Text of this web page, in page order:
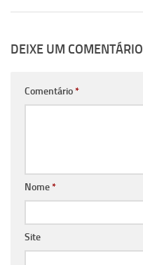
DEIXE UM COMENTÁRIO
Comentário*
Nome*
Site